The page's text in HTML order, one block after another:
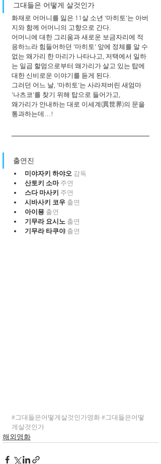
그대들은 어떻게 살것인가
화재로 어머니를 잃은 11살 소년 ‘마히토’는 아버
지와 함께 어머니의 고향으로 간다.
어머니에 대한 그리움과 새로운 보금자리에 적
응하느라 힘들어하던 ‘마히토’ 앞에 정체를 알 수
없는 왜가리 한 마리가 나타나고, 저택에서 일하
는 일곱 할멈으로부터 왜가리가 살고 있는 탑에
대한 신비로운 이야기를 듣게 된다.
그러던 어느 날, ‘마히토’는 사라져버린 새엄마
‘나츠코’를 찾기 위해 탑으로 들어가고,
왜가리가 안내하는 대로 이세계(異世界)의 문을
통과하는데…!
출연진
미야자키 하야오 감독
산토키 소마 주연
스다 마사키 주연
시바사키 코우 출연
아이묭 출연
기무라 요시노 출연
기무라 타쿠야 출연
#그대들은어떻게살것인가영화 #그대들은어떻
게살것인가
해외영화